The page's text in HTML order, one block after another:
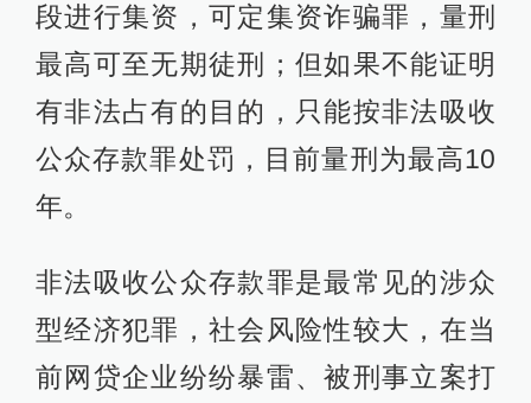
段进行集资，可定集资诈骗罪，量刑
最高可至无期徒刑；但如果不能证明
有非法占有的目的，只能按非法吸收
公众存款罪处罚，目前量刑为最高10
年。
非法吸收公众存款罪是最常见的涉众
型经济犯罪，社会风险性较大，在当
前网贷企业纷纷暴雷、被刑事立案打